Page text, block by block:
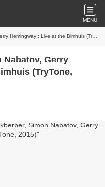
MENU
: Live at the Bimhuis (TryTone, 2015)
Nabatov, Gerry
(TryTone,